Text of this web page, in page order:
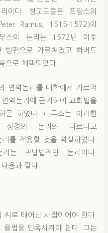
이다. 청교도들은 프랑스의
Ramus, 1515-1572)의
스의 논리는 1572년 이후
편으로 가르쳐졌고 하버드
으로 채택되었다.
연역논리를 대학에서 가르쳐
역논리에 근거하여 교회법을
곤 하였다. 라무스는 이러한
성경의 논리와 다르다고
를 적용할 것을 역설하였다.
는 귀납법적인 논리이다.
음과 같다.
씨로 태어난 사람이어야 한다.
율법을 만족시켜야 한다. 그는